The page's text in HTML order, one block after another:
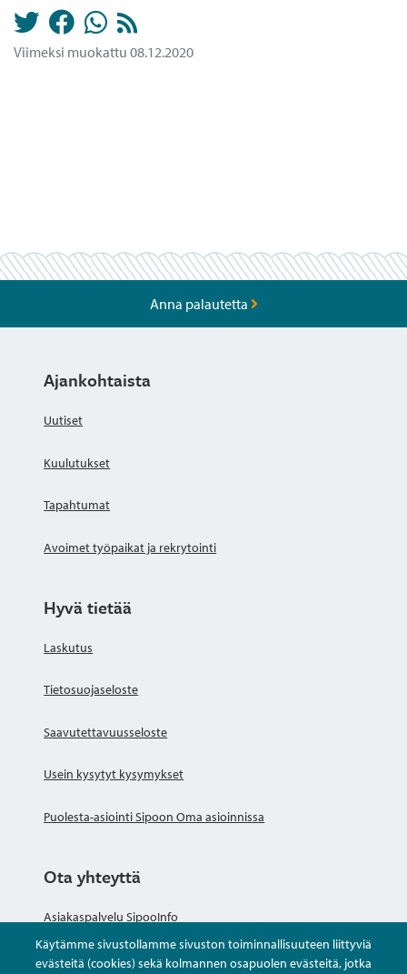
Viimeksi muokattu 08.12.2020
Käytämme sivustollamme sivuston toiminnallisuuteen liittyviä
evästeitä (cookies) sekä kolmannen osapuolen evästeitä, jotka
Anna palautetta
Ajankohtaista
Uutiset
Kuulutukset
Tapahtumat
Avoimet työpaikat ja rekrytointi
Hyvä tietää
Laskutus
Tietosuojaseloste
Saavutettavuusseloste
Usein kysytyt kysymykset
Puolesta-asiointi Sipoon Oma asioinnissa
Ota yhteyttä
Asiakaspalvelu SipooInfo
Anna palautetta nimettömästi